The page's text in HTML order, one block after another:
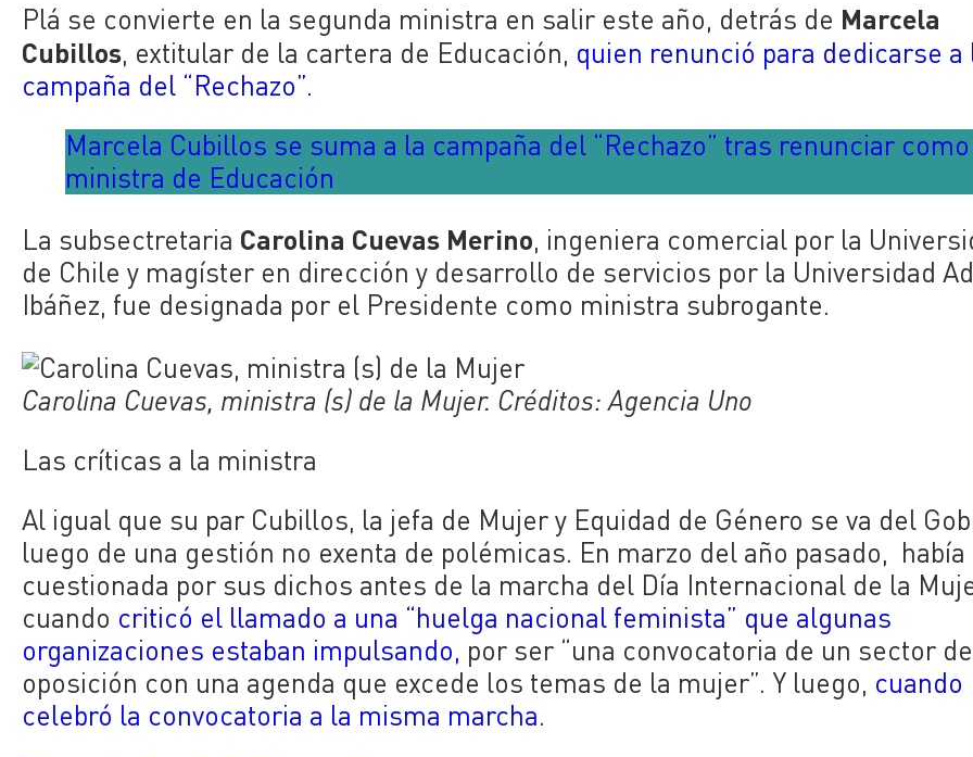
Plá se convierte en la segunda ministra en salir este año, detrás de Marcela
Cubillos, extitular de la cartera de Educación, quien renunció para dedicarse a
campaña del “Rechazo”.
Marcela Cubillos se suma a la campaña del “Rechazo” tras renunciar como
ministra de Educación
La subsectretaria Carolina Cuevas Merino, ingeniera comercial por la
de Chile y magíster en dirección y desarrollo de servicios por la Universidad
Ibáñez, fue designada por el Presidente como ministra subrogante.
Carolina Cuevas, ministra (s) de la Mujer. Créditos: Agencia Uno
Las críticas a la ministra
Al igual que su par Cubillos, la jefa de Mujer y Equidad de Género se va del
luego de una gestión no exenta de polémicas. En marzo del año pasado, había
cuestionada por sus dichos antes de la marcha del Día Internacional de la
cuando criticó el llamado a una “huelga nacional feminista” que algunas
organizaciones estaban impulsando, por ser “una convocatoria de un sector
oposición con una agenda que excede los temas de la mujer”. Y luego, cuando
celebró la convocatoria a la misma marcha.